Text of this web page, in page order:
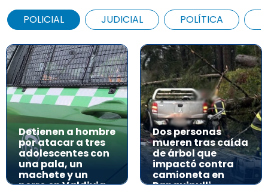
POLICIAL JUDICIAL POLÍTICA
Detienen a hombre
por atacar a tres
adolescentes con
una pala, un
machete y un
perro en Valdivia
Dos personas
mueren tras caída
de árbol que
impactó contra
camioneta en
Panguipulli